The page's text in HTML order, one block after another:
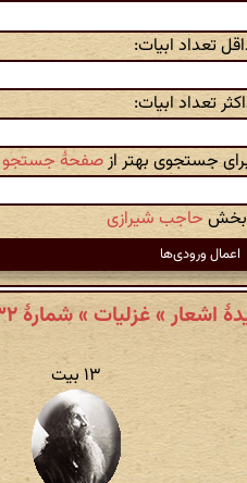
تعداد ابیات:
تعداد ابیات:
جستجوی بهتر ازصفحهٔ جستجو
بخش حاجب شیرازی
اشعار » غزلیات » شمارهٔ ۳۲
۱۳ بیت